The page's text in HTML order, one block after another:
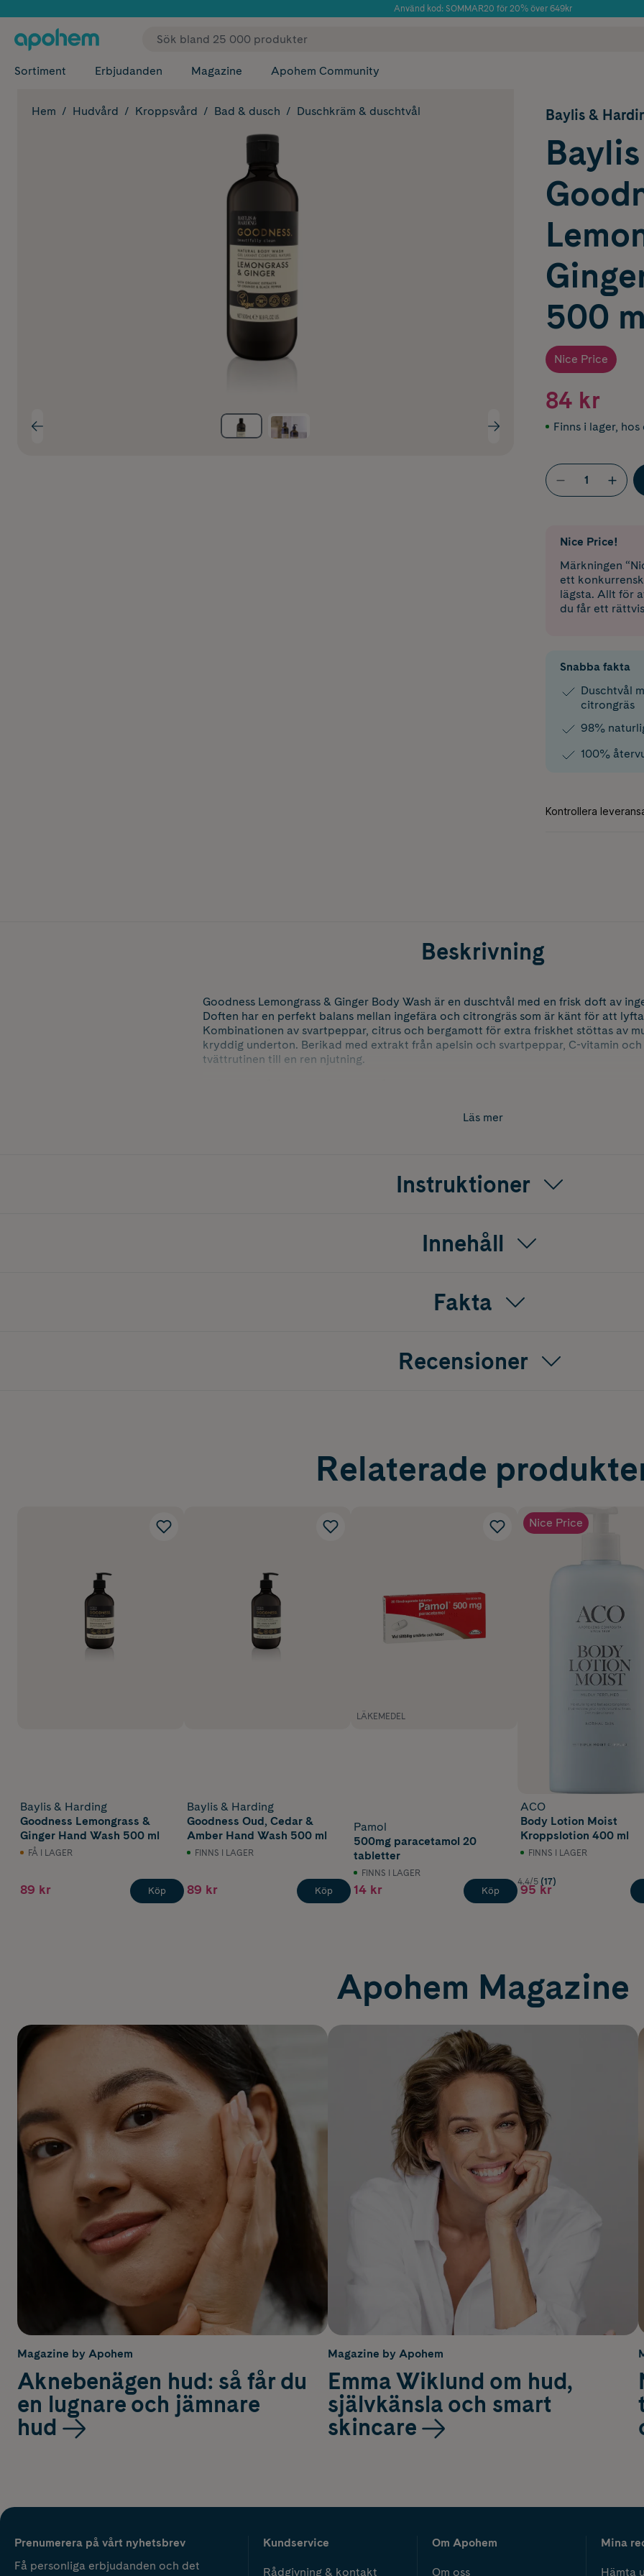
Använd kod: SOMMAR20 för 20% över 649kr
Sortiment Erbjudanden Magazine Apohem Community
Hem Hudvård Kroppsvård Bad & dusch Duschkräm & duschtvål Baylis &
500
Nice Price
84 kr
Finns i lager, hos
Nice Price!
Märkningen
ett
lägsta. Allt för
du får ett
Snabba fakta
Duschtvål
citrongräs
98%
100%
Beskrivning
Goodness Lemongrass & Ginger Body Wash är en duschtvål med en frisk doft av
Doften har en perfekt balans mellan ingefära och citrongräs som är känt för att
Kombinationen av svartpeppar, citrus och bergamott för extra friskhet stöttas av
kryddig underton. Berikad med extrakt från apelsin och svartpeppar, C-vitamin
tvättrutinen till en ren njutning.
Läs mer
Instruktioner
Innehåll
Fakta
Recensioner
Relaterade
Baylis & Harding
Goodness Lemongrass &
Ginger Hand Wash 500 ml
FÅ I LAGER
89 kr Köp
Baylis & Harding
Goodness Oud, Cedar &
Amber Hand Wash 500 ml
FINNS I LAGER
89 kr Köp
LÄKEMEDEL
Pamol
500mg paracetamol 20
tabletter
FINNS I LAGER
14 kr Köp
Nice Price
ACO
Body Lotion Moist
Kroppslotion 400 ml
FINNS I LAGER
4.4/5 (17)
95 kr
Apohem Magazine
Magazine by Apohem
Aknebenägen hud: så får du
en lugnare och jämnare
hud
Magazine by Apohem
Emma Wiklund om hud,
självkänsla och smart
skincare
Prenumerera på vårt nyhetsbrev
Få personliga erbjudanden och det
Kundservice
Rådgivning & kontakt
Om Apohem
Om oss
Mina
Hämta